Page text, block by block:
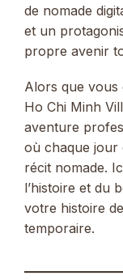
de nomade
et un
propre avenir
Alors que vous
Ho Chi Minh
aventure
où chaque jour
récit nomade.
l’histoire et du
votre histoire
temporaire.